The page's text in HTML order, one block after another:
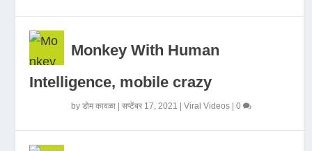
Monkey With Human
Intelligence, mobile crazy
byडोम कावळा |सप्टेंबर 17, 2021 |Viral Videos |0